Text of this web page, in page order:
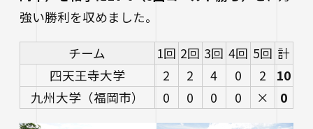
落とし物・忘れ物
学内で地震が発生したら
高大連携プログラム
看護実践開発研究センター ～実施プログラム
知的・人的資源の公開（講師派遣）
強い勝利を収めました。
チーム
1回 2回 3回 4回 5回 計
四天王寺大学
2 2 4 0 2
10
九州大学（福岡市）
0 0 0 0 × 0